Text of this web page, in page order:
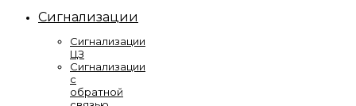
Сигнализации
Сигнализации
ЦЗ
Сигнализации
с
обратной